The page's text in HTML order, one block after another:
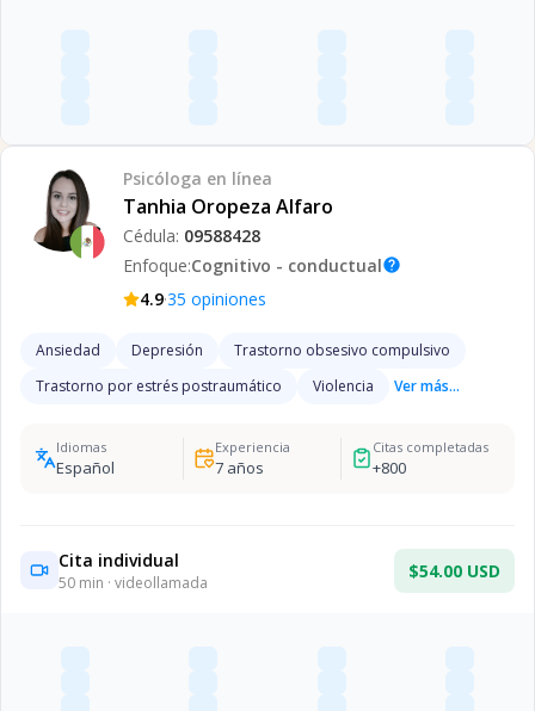
Psicóloga en línea
Tanhia Oropeza Alfaro
Cédula: 09588428
Enfoque:Cognitivo - conductualhelp
4.9·35 opiniones
Ansiedad Depresión
Trastorno obsesivo compulsivo
Trastorno por estrés postraumático
Violencia Ver más...
Idiomas
Español
Experiencia
7años
Citas completadas
+800
Cita individual
50 min · videollamada
$54.00 USD